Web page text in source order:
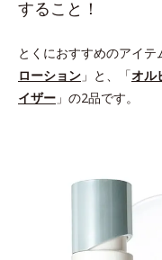
すること！
とくにおすすめのアイテ
ローション 」と、「オル
イザー 」の2品です。